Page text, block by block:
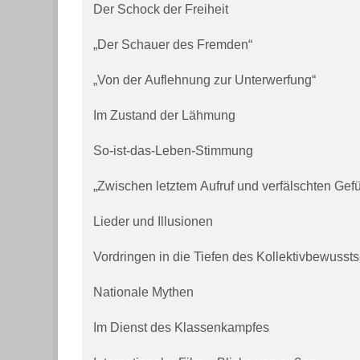
Der Schock der Freiheit
„Der Schauer des Fremden“
„Von der Auflehnung zur Unterwerfung“
Im Zustand der Lähmung
So-ist-das-Leben-Stimmung
„Zwischen letztem Aufruf und verfälschten
Lieder und Illusionen
Vordringen in die Tiefen des
Nationale Mythen
Im Dienst des Klassenkampfes